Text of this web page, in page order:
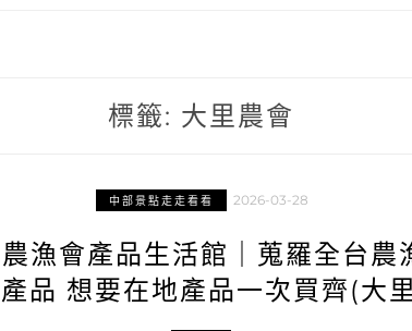
標籤: 大里農會
中部景點走走看看 2026-03-28
農漁會產品生活館｜蒐羅全台農
品 想要在地產品一次買齊(大